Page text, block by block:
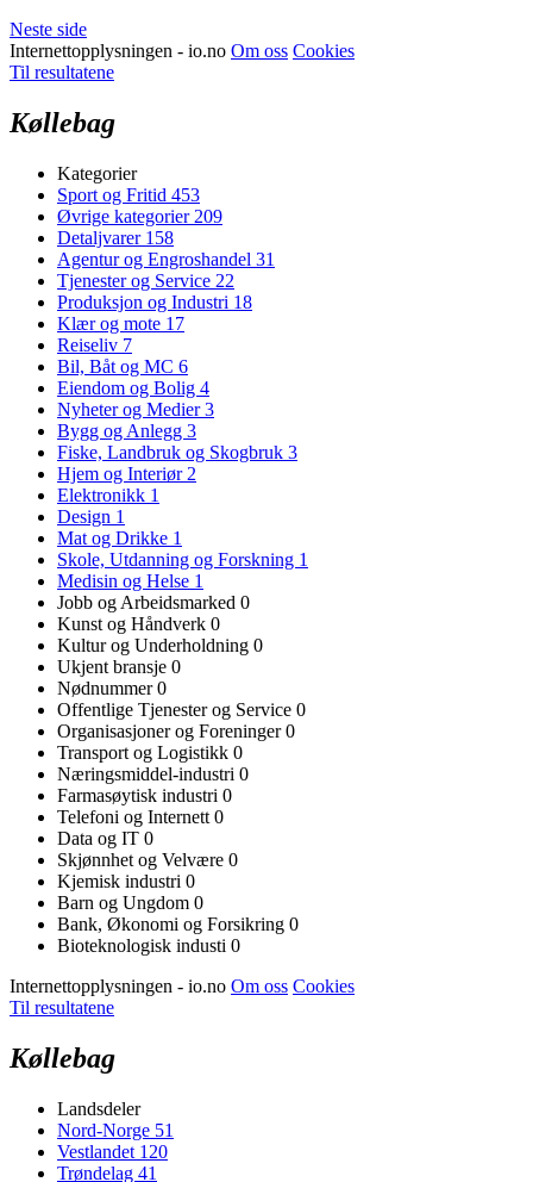
Neste side
Internettopplysningen - io.no Om oss Cookies
Til resultatene
Køllebag
Kategorier
Sport og Fritid 453
Øvrige kategorier 209
Detaljvarer 158
Agentur og Engroshandel 31
Tjenester og Service 22
Produksjon og Industri 18
Klær og mote 17
Reiseliv 7
Bil, Båt og MC 6
Eiendom og Bolig 4
Nyheter og Medier3
Bygg og Anlegg 3
Fiske, Landbruk og Skogbruk 3
Hjem og Interiør 2
Elektronikk 1
Design 1
Mat og Drikke 1
Skole, Utdanning og Forskning 1
Medisin og Helse 1
Jobb og Arbeidsmarked 0
Kunst og Håndverk 0
Kultur og Underholdning 0
Ukjent bransje 0
Nødnummer0
Offentlige Tjenester og Service 0
Organisasjoner og Foreninger0
Transport og Logistikk 0
Næringsmiddel-industri 0
Farmasøytisk industri 0
Telefoni og Internett 0
Data og IT 0
Skjønnhet og Velvære 0
Kjemisk industri 0
Barn og Ungdom 0
Bank, Økonomi og Forsikring 0
Bioteknologisk industi 0
Internettopplysningen - io.no Om oss Cookies
Til resultatene
Køllebag
Landsdeler
Nord-Norge 51
Vestlandet 120
Trøndelag 41